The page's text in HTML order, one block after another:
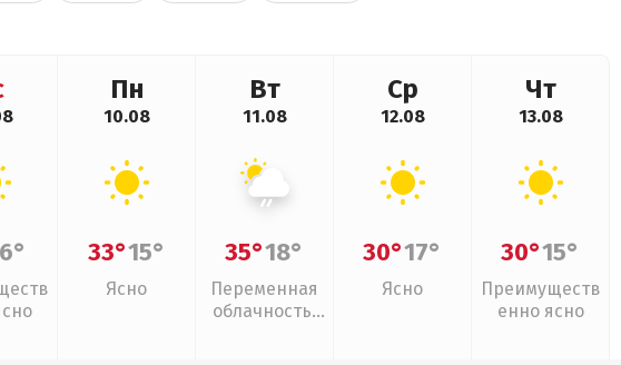
Пн
10.08
33°15°
Ясно
Вт
11.08
35°18°
Переменная
облачность,
Ср
12.08
30°17°
Ясно
Чт
13.08
30°15°
Преимуществ
енно ясно